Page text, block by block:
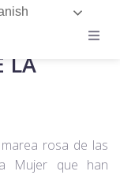
DE ÉXITO
CONTACTO
LA
rosa de las
Mujer que han